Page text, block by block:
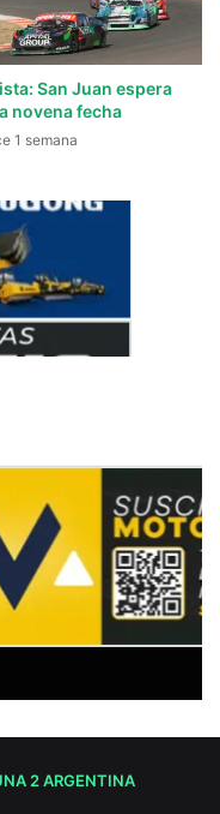
San Juan espera
novena fecha
1 semana
2 ARGENTINA